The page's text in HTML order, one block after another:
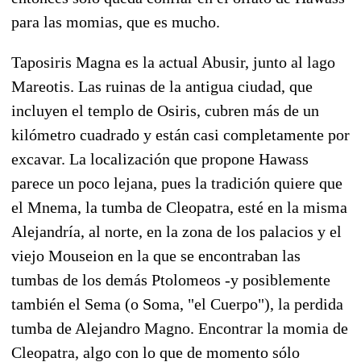
para las momias, que es mucho.
Taposiris Magna es la actual Abusir, junto al lago
Mareotis. Las ruinas de la antigua ciudad, que
incluyen el templo de Osiris, cubren más de un
kilómetro cuadrado y están casi completamente por
excavar. La localización que propone Hawass
parece un poco lejana, pues la tradición quiere que
el Mnema, la tumba de Cleopatra, esté en la misma
Alejandría, al norte, en la zona de los palacios y el
viejo Mouseion en la que se encontraban las
tumbas de los demás Ptolomeos -y posiblemente
también el Sema (o Soma, "el Cuerpo"), la perdida
tumba de Alejandro Magno. Encontrar la momia de
Cleopatra, algo con lo que de momento sólo